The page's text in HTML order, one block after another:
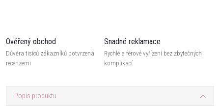
Ověřený obchod
Důvěra tisíců zákazníků potvrzená
recenzemi
Snadné reklamace
Rychlé a férové vyřízení bez zbytečných
komplikací
Popis produktu